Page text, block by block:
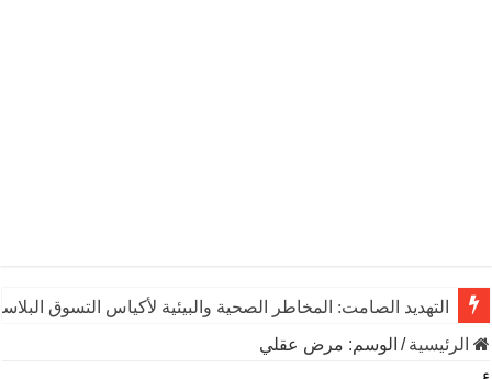
التهديد الصامت: المخاطر الصحية والبيئية لأكياس التسوق
الرئيسية/ الوسم: مرض عقلي